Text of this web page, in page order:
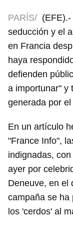
PARÍS/
seducción y el
en Francia
haya
defienden
a importunar" y
generada por
En un artículo
"France Info",
indignadas,
ayer por
Deneuve, en el
campaña se ha
los 'cerdos' al